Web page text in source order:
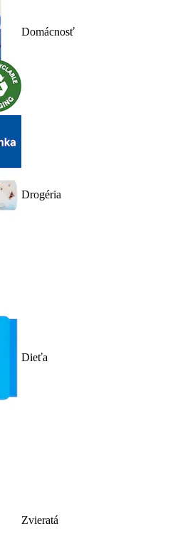
Domácnosť
Drogéria
Dieťa
Zvieratá